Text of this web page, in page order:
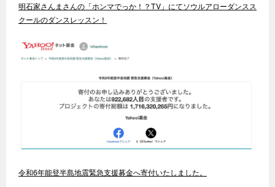
明石家さんまさんの「ホンマでっか！？TV」にてソウルアローダンスス
クールのダンスレッスン！
令和6年能登半島地震緊急支援募金へ寄付いたしました。